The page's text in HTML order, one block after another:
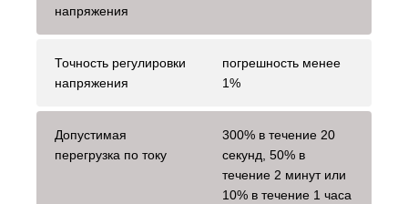
напряжения
Точность регулировки
напряжения
погрешность менее
1%
Допустимая
перегрузка по току
300% в течение 20
секунд, 50% в
течение 2 минут или
10% в течение 1 часа